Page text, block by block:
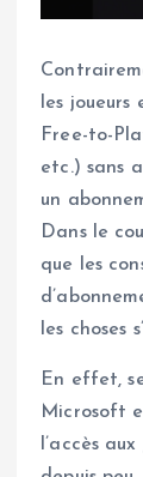
les joueurs
Free-to-
etc.) sans
un
Dans le
que les
les choses
En effet,
Microsoft
l’accès